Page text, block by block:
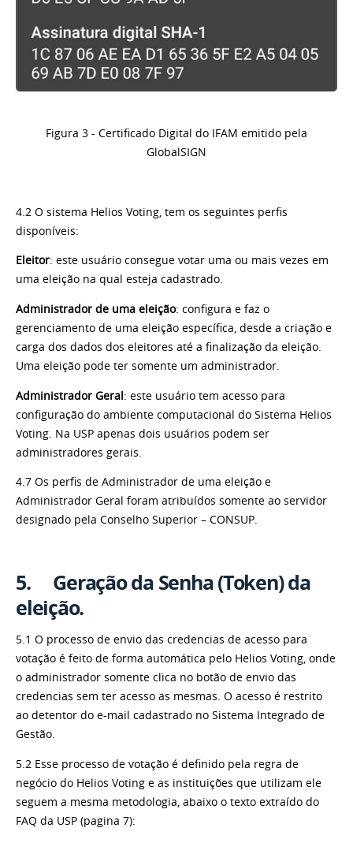
Figura 3 - Certificado Digital do IFAM emitido pela
GlobalSIGN
4.2 O sistema Helios Voting, tem os seguintes perfis
disponíveis:
Eleitor: este usuário consegue votar uma ou mais vezes em
uma eleição na qual esteja cadastrado.
Administrador de uma eleição: configura e faz o
gerenciamento de uma eleição específica, desde a criação e
carga dos dados dos eleitores até a finalização da eleição.
Uma eleição pode ter somente um administrador.
Administrador Geral: este usuário tem acesso para
configuração do ambiente computacional do Sistema Helios
Voting. Na USP apenas dois usuários podem ser
administradores gerais.
4.7 Os perfis de Administrador de uma eleição e
Administrador Geral foram atribuídos somente ao servidor
designado pela Conselho Superior – CONSUP.
5. Geração da Senha (Token) da
eleição.
5.1 O processo de envio das credencias de acesso para
votação é feito de forma automática pelo Helios Voting, onde
o administrador somente clica no botão de envio das
credencias sem ter acesso as mesmas. O acesso é restrito
ao detentor do e-mail cadastrado no Sistema Integrado de
Gestão.
5.2 Esse processo de votação é definido pela regra de
negócio do Helios Voting e as instituições que utilizam ele
seguem a mesma metodologia, abaixo o texto extraído do
FAQ da USP (pagina 7):